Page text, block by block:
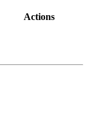
Actions